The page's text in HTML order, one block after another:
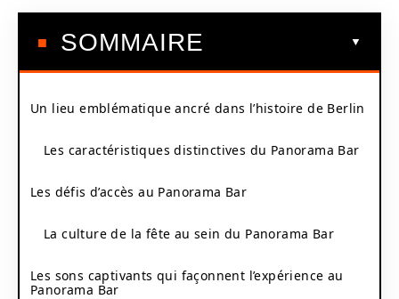
SOMMAIRE
Un lieu emblématique ancré dans l’histoire de Berlin
Les caractéristiques distinctives du Panorama Bar
Les défis d’accès au Panorama Bar
La culture de la fête au sein du Panorama Bar
Les sons captivants qui façonnent l’expérience au
Panorama Bar